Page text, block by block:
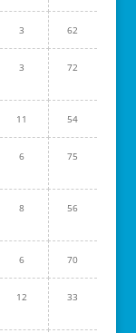
3 62
3 72
11 54
6 75
8 56
6 70
12 33